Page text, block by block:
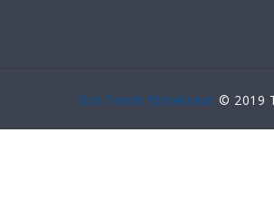
Bizi Tercih Etmelisiniz © 2019